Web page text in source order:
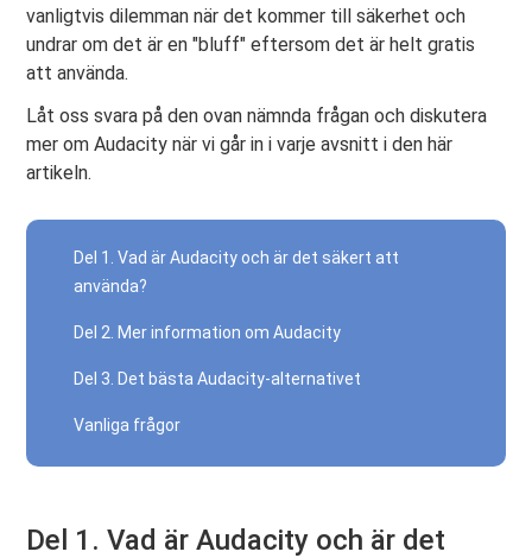
vanligtvis dilemman när det kommer till säkerhet och
undrar om det är en "bluff" eftersom det är helt gratis
att använda.
Låt oss svara på den ovan nämnda frågan och diskutera
mer om Audacity när vi går in i varje avsnitt i den här
artikeln.
Del 1. Vad är Audacity och är det säkert att
använda?
Del 2. Mer information om Audacity
Del 3. Det bästa Audacity-alternativet
Vanliga frågor
Del 1. Vad är Audacity och är det